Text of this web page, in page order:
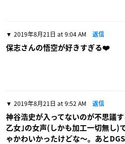
2019年8月21日 at 9:04 AM 返信
保志さんの悟空が好きすぎる❤️
2019年8月21日 at 9:52 AM 返信
神谷浩史が入ってないのが不思議
乙女｣の女声(しかも加工一切無し)
ゃかわいかったけどな〜。あと